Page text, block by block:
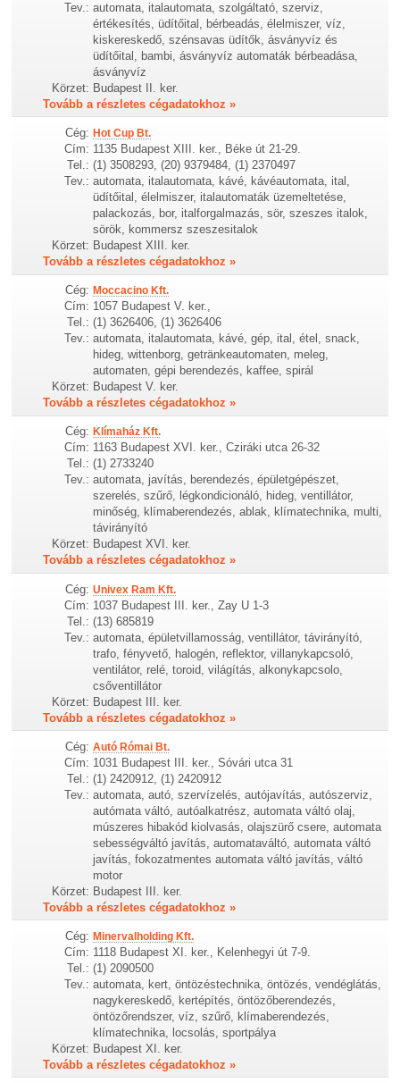
Tev.: automata, italautomata, szolgáltató, szerviz,
értékesítés, üdítőital, bérbeadás, élelmiszer, víz,
kiskereskedő, szénsavas üdítők, ásványvíz és
üdítőital, bambi, ásványvíz automaták bérbeadása,
ásványvíz
Körzet: Budapest II. ker.
Tovább a részletes cégadatokhoz »
Cég: Hot Cup Bt.
Cím: 1135 Budapest XIII. ker., Béke út 21-29.
Tel.: (1) 3508293, (20) 9379484, (1) 2370497
Tev.: automata, italautomata, kávé, kávéautomata, ital,
üdítőital, élelmiszer, italautomaták üzemeltetése,
palackozás, bor, italforgalmazás, sör, szeszes italok,
sörök, kommersz szeszesitalok
Körzet: Budapest XIII. ker.
Tovább a részletes cégadatokhoz »
Cég: Moccacino Kft.
Cím: 1057 Budapest V. ker.,
Tel.: (1) 3626406, (1) 3626406
Tev.: automata, italautomata, kávé, gép, ital, étel, snack,
hideg, wittenborg, getränkeautomaten, meleg,
automaten, gépi berendezés, kaffee, spirál
Körzet: Budapest V. ker.
Tovább a részletes cégadatokhoz »
Cég: Klímaház Kft.
Cím: 1163 Budapest XVI. ker., Cziráki utca 26-32
Tel.: (1) 2733240
Tev.: automata, javítás, berendezés, épületgépészet,
szerelés, szűrő, légkondicionáló, hideg, ventillátor,
minőség, klímaberendezés, ablak, klímatechnika, multi,
távirányító
Körzet: Budapest XVI. ker.
Tovább a részletes cégadatokhoz »
Cég: Univex Ram Kft.
Cím: 1037 Budapest III. ker., Zay U 1-3
Tel.: (13) 685819
Tev.: automata, épületvillamosság, ventillátor, távirányító,
trafo, fényvető, halogén, reflektor, villanykapcsoló,
ventilátor, relé, toroid, világítás, alkonykapcsolo,
csőventillátor
Körzet: Budapest III. ker.
Tovább a részletes cégadatokhoz »
Cég: Autó Római Bt.
Cím: 1031 Budapest III. ker., Sóvári utca 31
Tel.: (1) 2420912, (1) 2420912
Tev.: automata, autó, szervízelés, autójavítás, autószerviz,
autómata váltó, autóalkatrész, automata váltó olaj,
múszeres hibakód kiolvasás, olajszürő csere, automata
sebességváltó javítás, automataváltó, automata váltó
javítás, fokozatmentes automata váltó javítás, váltó
motor
Körzet: Budapest III. ker.
Tovább a részletes cégadatokhoz »
Cég: Minervalholding Kft.
Cím: 1118 Budapest XI. ker., Kelenhegyi út 7-9.
Tel.: (1) 2090500
Tev.: automata, kert, öntözéstechnika, öntözés, vendéglátás,
nagykereskedő, kertépítés, öntözőberendezés,
öntözőrendszer, víz, szűrő, klímaberendezés,
klímatechnika, locsolás, sportpálya
Körzet: Budapest XI. ker.
Tovább a részletes cégadatokhoz »